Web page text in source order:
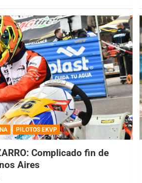
PILOTOS EKVP
Complicado fin de
Aires